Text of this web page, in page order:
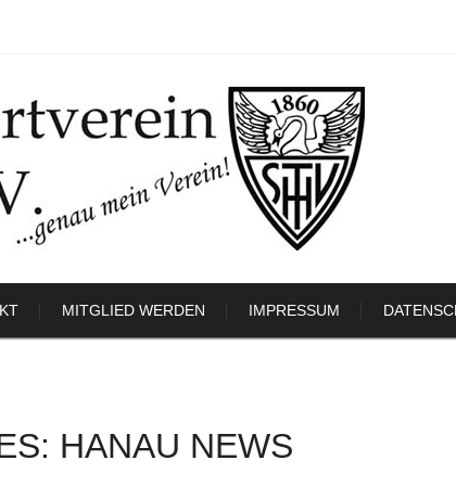
MITGLIED WERDEN IMPRESSUM
HANAU NEWS